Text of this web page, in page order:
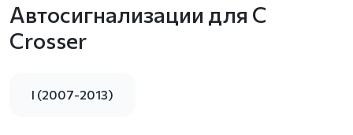
Автосигнализации для C
Crosser
I (2007-2013)